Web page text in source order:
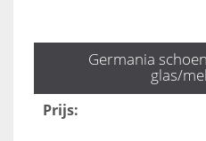
Germania
glas/
Prijs: